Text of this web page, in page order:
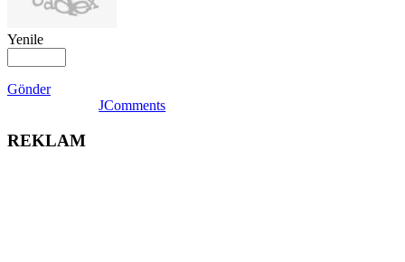
Yenile
Gönder
JComments
REKLAM